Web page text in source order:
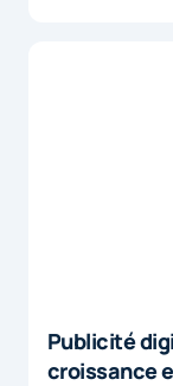
Publicité
croissance